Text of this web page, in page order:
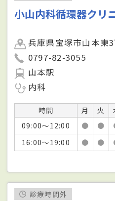
小山内科循環器クリ
兵庫県宝塚市山本東
0797-82-3055
山本駅
内科
時間 月 火
09:00～12:00
● ●
16:00～19:00
● ●
診療時間外